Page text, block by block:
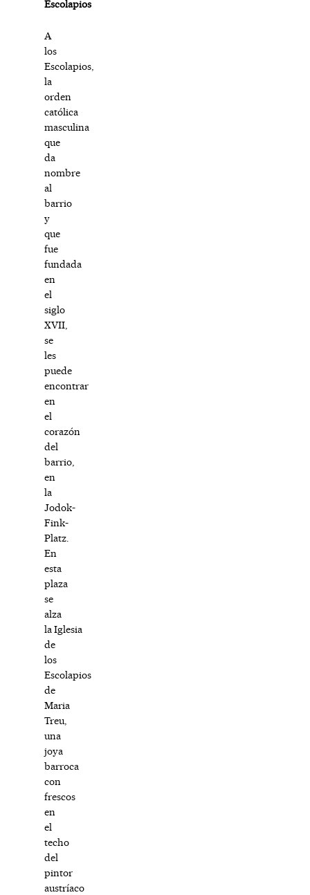
Escolapios
A
los
Escolapios,
la
orden
católica
masculina
que
da
nombre
al
barrio
y
que
fue
fundada
en
el
siglo
XVII,
se
les
puede
encontrar
en
el
corazón
del
barrio,
en
la
Jodok-
Fink-
Platz.
En
esta
plaza
se
alza
la Iglesia
de
los
Escolapios
de
Maria
Treu,
una
joya
barroca
con
frescos
en
el
techo
del
pintor
austríaco